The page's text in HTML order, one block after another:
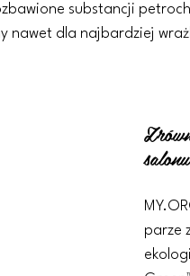
substancji
nawet dla najbardziej
salonu
parze